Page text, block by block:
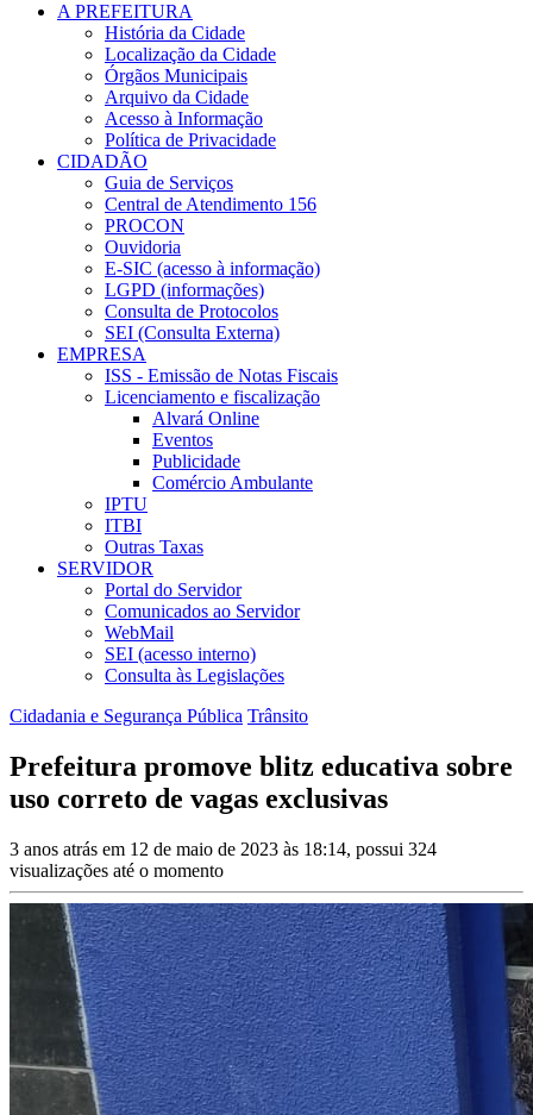
A PREFEITURA
História da Cidade
Localização da Cidade
Órgãos Municipais
Arquivo da Cidade
Acesso à Informação
Política de Privacidade
CIDADÃO
Guia de Serviços
Central de Atendimento 156
PROCON
Ouvidoria
E-SIC (acesso à informação)
LGPD (informações)
Consulta de Protocolos
SEI (Consulta Externa)
EMPRESA
ISS - Emissão de Notas Fiscais
Licenciamento e fiscalização
Alvará Online
Eventos
Publicidade
Comércio Ambulante
IPTU
ITBI
Outras Taxas
SERVIDOR
Portal do Servidor
Comunicados ao Servidor
WebMail
SEI (acesso interno)
Consulta às Legislações
Cidadania e Segurança Pública Trânsito
Prefeitura promove blitz educativa sobre
uso correto de vagas exclusivas
3 anos atrás em 12 de maio de 2023 às 18:14, possui 324
visualizações até o momento